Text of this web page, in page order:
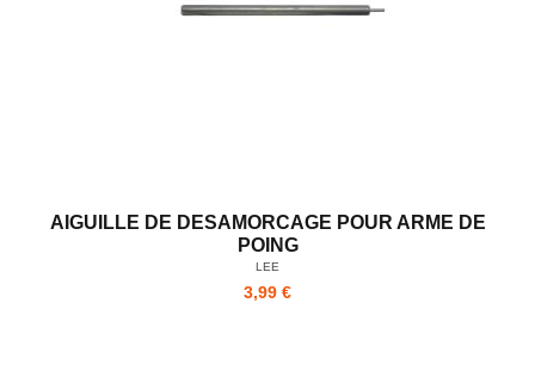
AIGUILLE DE DESAMORCAGE POUR ARME DE
POING
LEE
3,99 €